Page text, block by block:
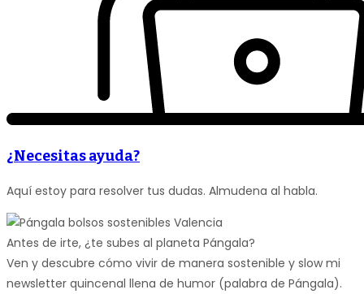
¿Necesitas ayuda?
Aquí estoy para resolver tus dudas. Almudena al habla.
Antes de irte, ¿te subes al planeta Pángala?
Ven y descubre cómo vivir de manera sostenible y slow mi
newsletter quincenal llena de humor (palabra de Pángala).